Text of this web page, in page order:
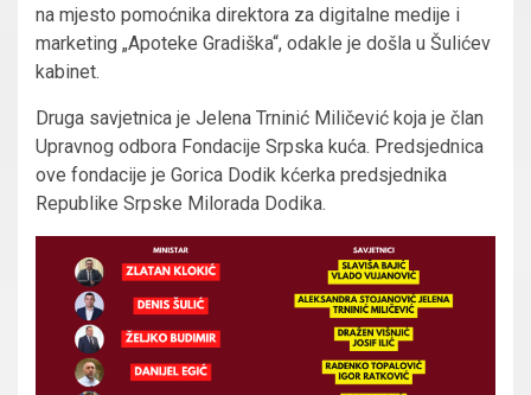
na mjesto pomoćnika direktora za digitalne medije i
marketing „Apoteke Gradiška“, odakle je došla u Šulićev
kabinet.
Druga savjetnica je Jelena Trninić Miličević koja je član
Upravnog odbora Fondacije Srpska kuća. Predsjednica
ove fondacije je Gorica Dodik kćerka predsjednika
Republike Srpske Milorada Dodika.